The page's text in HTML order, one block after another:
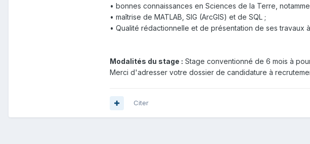
• bonnes connaissances en Sciences de la Terre,
• maîtrise de MATLAB, SIG (ArcGIS) et de SQL ;
• Qualité rédactionnelle et de présentation de ses travaux à
Modalités du stage : Stage conventionné de 6 mois à
Merci d'adresser votre dossier de candidature à
Citer